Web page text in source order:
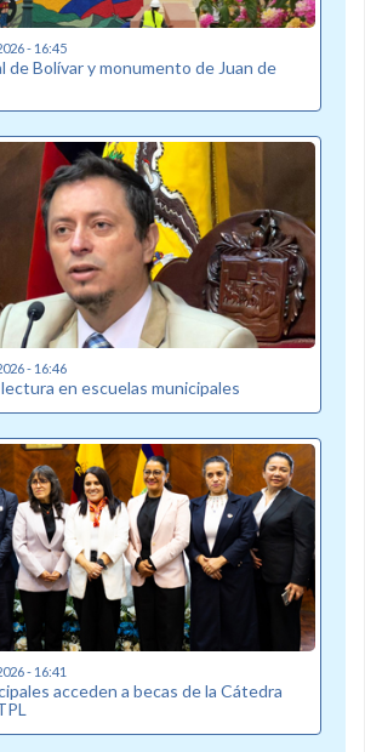
- 16:45
de Bolívar y monumento de Juan de
- 16:46
en escuelas municipales
- 16:41
acceden a becas de la Cátedra